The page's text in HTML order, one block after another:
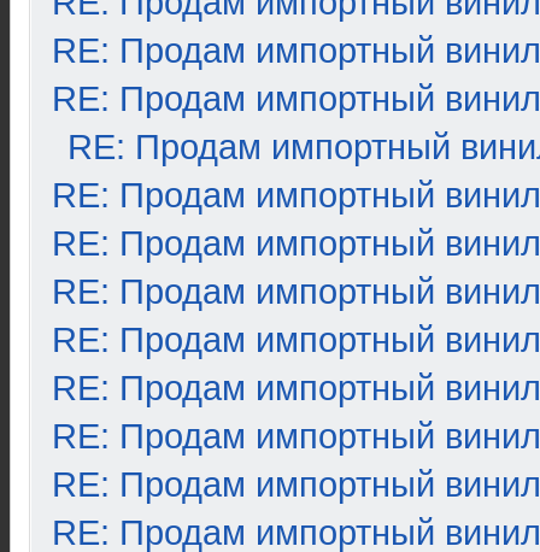
RE: Продам импортный винил
RE: Продам импортный винил
RE: Продам импортный
RE: Продам импортный винил
RE: Продам импортный винил
RE: Продам импортный винил
RE: Продам импортный винил
RE: Продам импортный винил
RE: Продам импортный винил
RE: Продам импортный винил
RE: Продам импортный винил